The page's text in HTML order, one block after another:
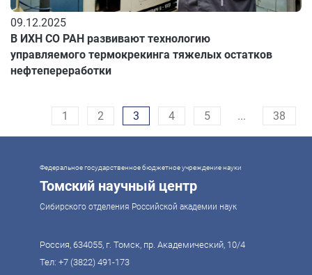
09.12.2025
В ИХН СО РАН развивают технологию
управляемого термокрекинга тяжелых остатков
нефтепереработки
1 2 3 4 5 ... 38
Федеральное государственное бюджетное учреждение науки
Томский научный центр
Сибирского отделения Российской академии наук
Россия, 634055, г. Томск, пр. Академический, 10/4
Тел: +7 (3822) 491-173